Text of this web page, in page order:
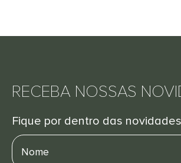
RECEBA NOSSAS
Fique por dentro das
Nome